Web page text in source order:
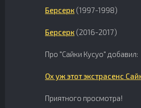
Берсерк (1997-1998)
Берсерк (2016-2017)
Про "Сайки Кусуо" добавил:
Ох уж этот экстрасенс
Приятного просмотра!